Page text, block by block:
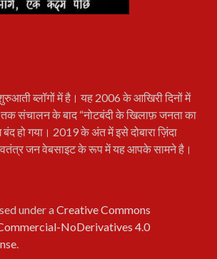
ब्लॉगों में है। यह 2006 के आखिरी दिनों में
संचालन के बाद “नोटबंदी के खिलाफ़ जनता का
बंद हो गया। 2019 के अंत में इसे दोबारा ज़िंदा
जन वेबसाइट के रूप में यह आपके सामने है।
under aCreative Commons
NoDerivatives 4.0